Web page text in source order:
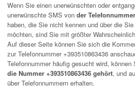
Wenn Sie einen unerwünschten oder
unerwünschte SMS von der
haben, die Sie nicht kennen und über die
möchten, sind Sie mit größter
Auf dieser Seite können Sie sich die
zur Telefonnummer +393510863436
Telefonnummer häufig gesucht wird,
die Nummer +393510863436 gehört, und
über Telefonnummern erhalten.